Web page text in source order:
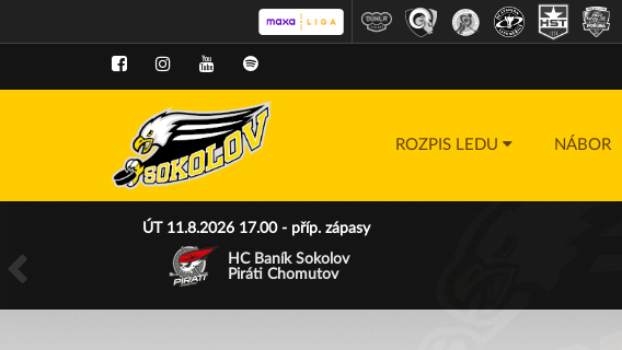
ROZPIS LEDU NÁBOR
ÚT 11.8.2026 17.00 - příp. zápasy
HC Baník Sokolov
Piráti Chomutov